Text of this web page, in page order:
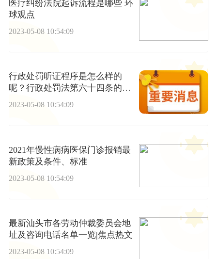
医疗纠纷法院起诉流程是哪些 环
球观点
2023-05-08 10:54:09
行政处罚听证程序是怎么样的
呢？行政处罚法第六十四条的内
容是什么？
2023-05-08 10:54:09
2021年慢性病病医保门诊报销最
新政策及条件、标准
2023-05-08 10:54:09
最新汕头市各劳动仲裁委员会地
址及咨询电话名单一览|焦点热文
2023-05-08 10:54:09